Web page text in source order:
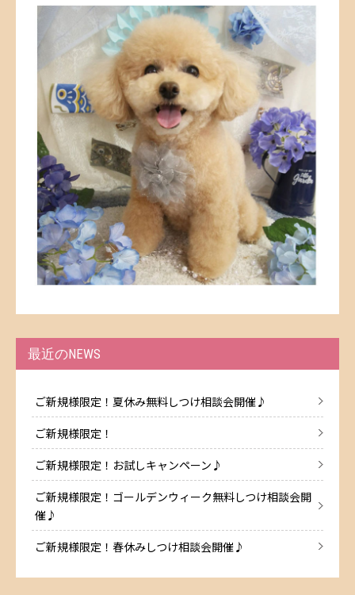
最近のNEWS
ご新規様限定！夏休み無料しつけ相談会開催♪
ご新規様限定！
ご新規様限定！お試しキャンペーン♪
ご新規様限定！ゴールデンウィーク無料しつけ相談会開
催♪
ご新規様限定！春休みしつけ相談会開催♪